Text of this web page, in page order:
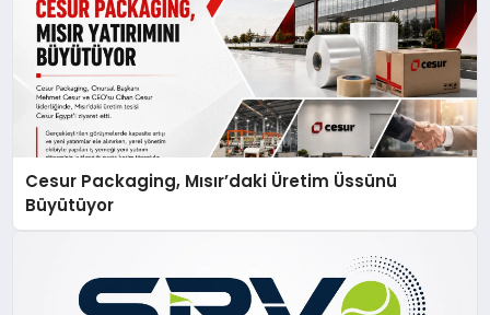
Cesur Packaging, Mısır’daki Üretim Üssünü
Büyütüyor